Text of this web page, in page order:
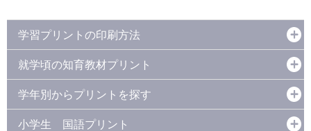
学習プリントの印刷方法
就学頃の知育教材プリント
学年別からプリントを探す
小学生 国語プリント